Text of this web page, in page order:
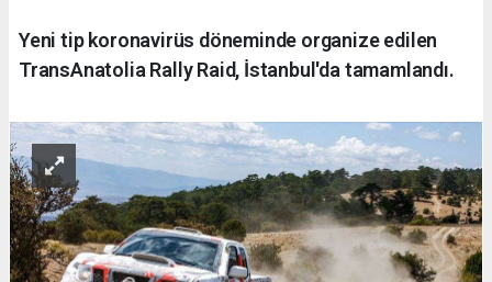
Yeni tip koronavirüs döneminde organize edilen
TransAnatolia Rally Raid, İstanbul'da tamamlandı.